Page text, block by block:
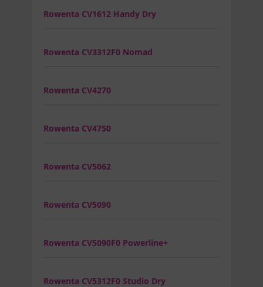
Rowenta CV1612 Handy Dry
Rowenta CV3312F0 Nomad
Rowenta CV4270
Rowenta CV4750
Rowenta CV5062
Rowenta CV5090
Rowenta CV5090F0 Powerline+
Rowenta CV5312F0 Studio Dry